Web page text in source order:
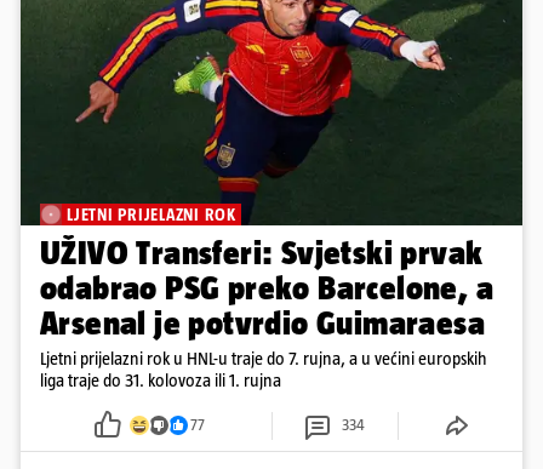
LJETNI PRIJELAZNI ROK
UŽIVO Transferi: Svjetski prvak
odabrao PSG preko Barcelone, a
Arsenal je potvrdio Guimaraesa
Ljetni prijelazni rok u HNL-u traje do 7. rujna, a u većini europskih
liga traje do 31. kolovoza ili 1. rujna
77 334